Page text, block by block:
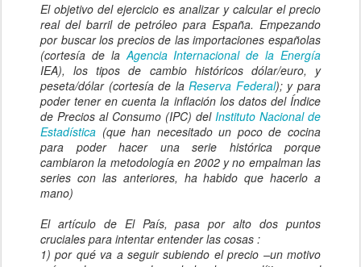
El objetivo del ejercicio es analizar y calcular el precio
real del barril de petróleo para España. Empezando
por buscar los precios de las importaciones españolas
(cortesía de laAgencia Internacional de la Energía
IEA), los tipos de cambio históricos dólar/euro, y
peseta/dólar (cortesía de laReserva Federal); y para
poder tener en cuenta la inflación los datos del Índice
de Precios al Consumo (IPC) del Instituto Nacional de
Estadística (que han necesitado un poco de cocina
para poder hacer una serie histórica porque
cambiaron la metodología en 2002 y no empalman las
series con las anteriores, ha habido que hacerlo a
mano)
El artículo de El País, pasa por alto dos puntos
cruciales para intentar entender las cosas :
1) por qué va a seguir subiendo el precio –un motivo